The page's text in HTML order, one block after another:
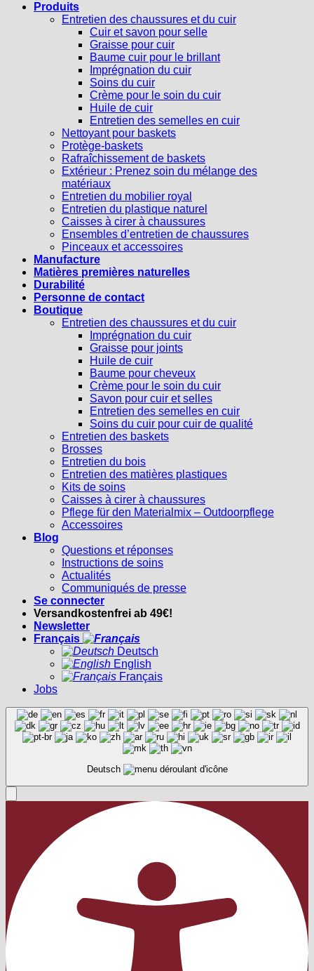
Produits
Entretien des chaussures et du cuir
Cuir et savon pour selle
Graisse pour cuir
Baume cuir pour le brillant
Imprégnation du cuir
Soins du cuir
Crème pour le soin du cuir
Huile de cuir
Entretien des semelles en cuir
Nettoyant pour baskets
Protège-baskets
Rafraîchissement de baskets
Extérieur : Prenez soin du mélange des
matériaux
Entretien du mobilier royal
Entretien du plastique naturel
Caisses à cirer à chaussures
Ensembles d’entretien de chaussures
Pinceaux et accessoires
Manufacture
Matières premières naturelles
Durabilité
Personne de contact
Boutique
Entretien des chaussures et du cuir
Imprégnation du cuir
Graisse pour joints
Huile de cuir
Baume pour cheveux
Crème pour le soin du cuir
Savon pour cuir et selles
Entretien des semelles en cuir
Soins du cuir pour cuir de qualité
Entretien des baskets
Brosses
Entretien du bois
Entretien des matières plastiques
Kits de soins
Caisses à cirer à chaussures
Pflege für den Materialmix – Outdoorpflege
Accessoires
Blog
Questions et réponses
Instructions de soins
Actualités
Communiqués de presse
Se connecter
Versandkostenfrei ab 49€!
Newsletter
Français
Deutsch
English
Français
Jobs
Deutsch